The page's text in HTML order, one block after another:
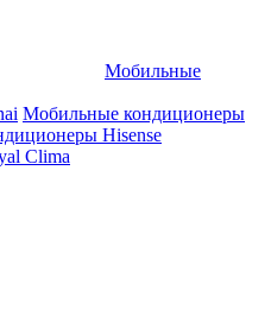
Мобильные
Мобильные кондиционеры
Hisense
Clima